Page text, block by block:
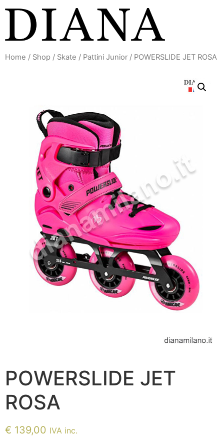
contenuto
Home / Shop / Skate / Pattini Junior / POWERSLIDE JET ROSA
POWERSLIDE JET
ROSA
€ 139,00 IVA inc.